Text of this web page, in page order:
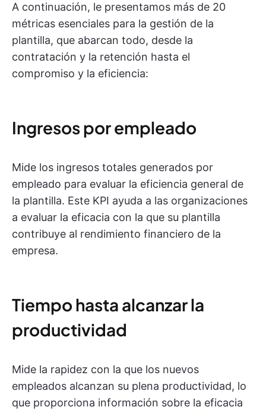
A continuación, le presentamos más de 20
métricas esenciales para la gestión de la
plantilla, que abarcan todo, desde la
contratación y la retención hasta el
compromiso y la eficiencia:
Ingresos por empleado
Mide los ingresos totales generados por
empleado para evaluar la eficiencia general de
la plantilla. Este KPI ayuda a las organizaciones
a evaluar la eficacia con la que su plantilla
contribuye al rendimiento financiero de la
empresa.
Tiempo hasta alcanzar la
productividad
Mide la rapidez con la que los nuevos
empleados alcanzan su plena productividad, lo
que proporciona información sobre la eficacia